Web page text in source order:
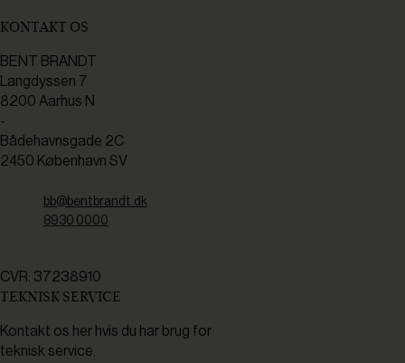
KONTAKT OS
BENT BRANDT
Langdyssen 7
8200 Aarhus N
-
Bådehavnsgade 2C
2450 København SV
bb@bentbrandt.dk
8930 0000
CVR: 37238910
TEKNISK SERVICE
Kontakt os her hvis du har brug for
teknisk service.